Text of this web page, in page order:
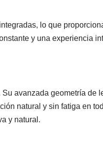
lo que
y una experiencia
avanzada geometría de
natural y sin fatiga en
y natural.